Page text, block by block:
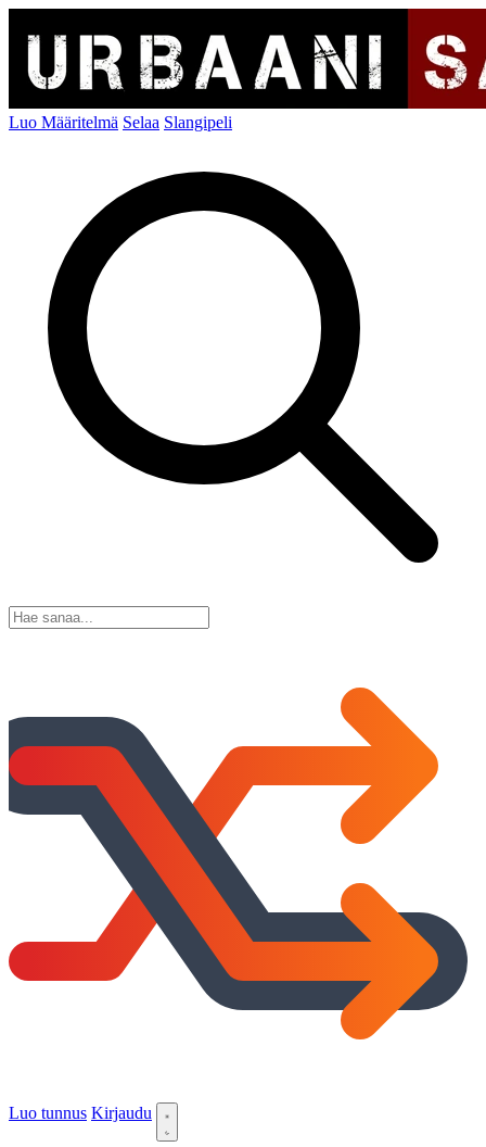
Luo Määritelmä Selaa Slangipeli
Luo tunnus Kirjaudu